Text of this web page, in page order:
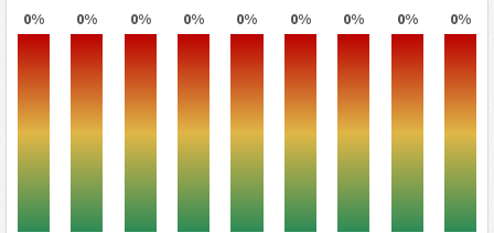
0% 0% 0% 0% 0% 0% 0% 0% 0%